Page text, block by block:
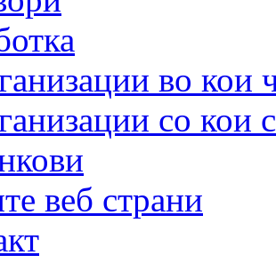
во кои
со кои
веб страни